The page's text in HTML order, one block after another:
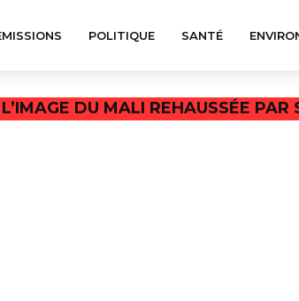
POLITIQUE SANTÉ
DU MALI REHAUSSÉE